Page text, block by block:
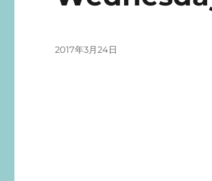
投
2017年3月24日